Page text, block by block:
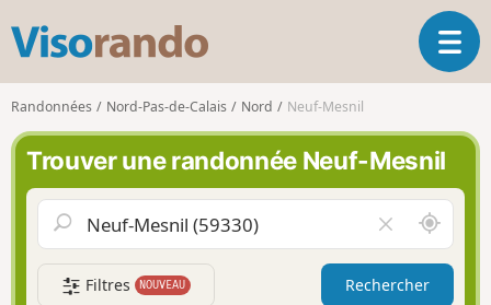
s
o
r
n
d
o
O
u
l
a
Randonnées Nord-Pas-de-Calais Nord Neuf-Mesnil
Trouver une randonnée Neuf-Mesnil
i
d
e
A
u
t
Filtres NOUVEAU Rechercher